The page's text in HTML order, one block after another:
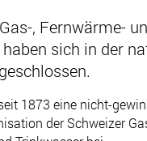
, Fernwärme-
sich in der
1873 eine nicht-
der Schweizer